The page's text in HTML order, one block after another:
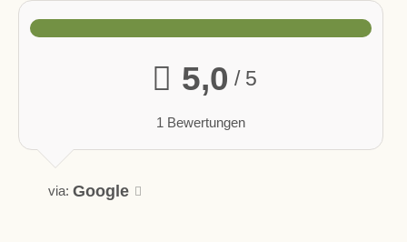
5,0 / 5
1 Bewertungen
via: Google